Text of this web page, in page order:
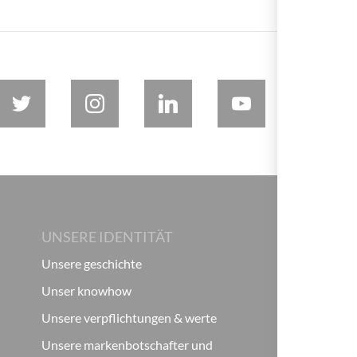
UNSERE IDENTITÄT
Unsere geschichte
Unser knowhow
Unsere verpflichtungen & werte
Unsere markenbotschafter und